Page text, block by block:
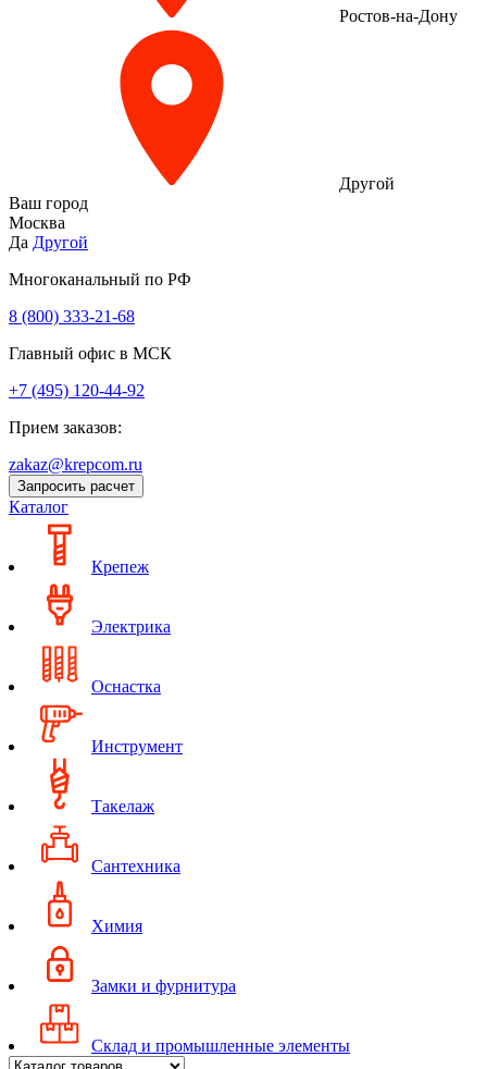
Ростов-на-Дону
Другой
Ваш город
Москва
Да Другой
Многоканальный по РФ
8 (800) 333‑21-68
Главный офис в МСК
+7 (495) 120-44-92
Прием заказов:
zakaz@krepcom.ru
Запросить расчет
Каталог
Крепеж
Электрика
Оснастка
Инструмент
Такелаж
Сантехника
Химия
Замки и фурнитура
Склад и промышленные элементы